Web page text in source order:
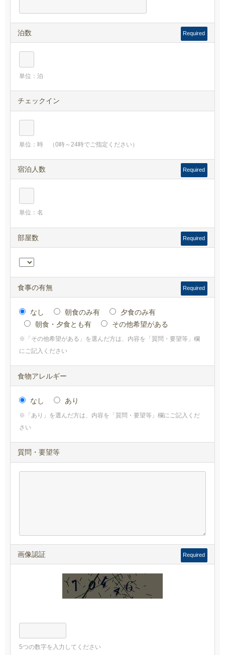
泊数 Required
単位：泊
チェックイン
単位：時 （0時～24時でご指定ください）
宿泊人数 Required
単位：名
部屋数 Required
食事の有無 Required
なし 朝食のみ有
夕食のみ有
朝食・夕食とも有
その他希望がある
※「その他希望がある」を選んだ方は、内容を「質問・要望等」欄
にご記入ください
食物アレルギー
なし あり
※「あり」を選んだ方は、内容を「質問・要望等」欄にご記入くだ
さい
質問・要望等
画像認証 Required
5つの数字を入力してください